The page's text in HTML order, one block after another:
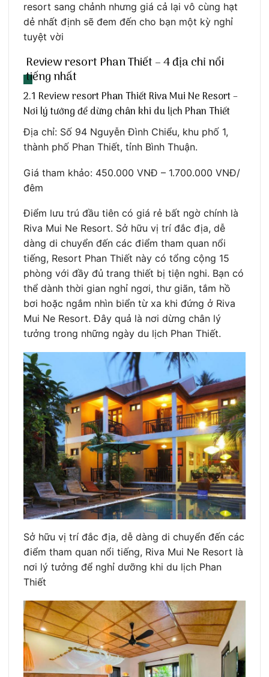
resort sang chảnh nhưng giá cả lại vô cùng hạt
dẻ nhất định sẽ đem đến cho bạn một kỳ nghỉ
tuyệt vời
Review resort Phan Thiết – 4 địa chỉ nổi
tiếng nhất
2.1 Review resort Phan Thiết Riva Mui Ne Resort –
Nơi lý tưởng để dừng chân khi du lịch Phan Thiết
Địa chỉ: Số 94 Nguyễn Đình Chiểu, khu phố 1,
thành phố Phan Thiết, tỉnh Bình Thuận.
Giá tham khảo: 450.000 VNĐ – 1.700.000 VNĐ/
đêm
Điểm lưu trú đầu tiên có giá rẻ bất ngờ chính là
Riva Mui Ne Resort. Sở hữu vị trí đắc địa, dễ
dàng di chuyển đến các điểm tham quan nổi
tiếng, Resort Phan Thiết này có tổng cộng 15
phòng với đầy đủ trang thiết bị tiện nghi. Bạn có
thể dành thời gian nghỉ ngơi, thư giãn, tắm hồ
bơi hoặc ngắm nhìn biển từ xa khi đứng ở Riva
Mui Ne Resort. Đây quả là nơi dừng chân lý
tưởng trong những ngày du lịch Phan Thiết.
Sở hữu vị trí đắc địa, dễ dàng di chuyển đến các
điểm tham quan nổi tiếng, Riva Mui Ne Resort là
nơi lý tưởng để nghỉ dưỡng khi du lịch Phan
Thiết